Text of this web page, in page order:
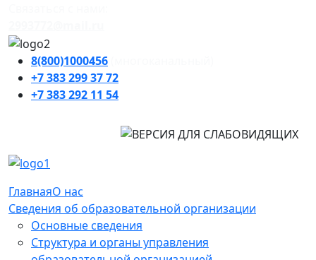
8(800)1000456
+7 383299 37 72
+7 383292 11 54
ГлавнаяО нас
Сведения об образовательной организации
Основные сведения
Структура и органы управления